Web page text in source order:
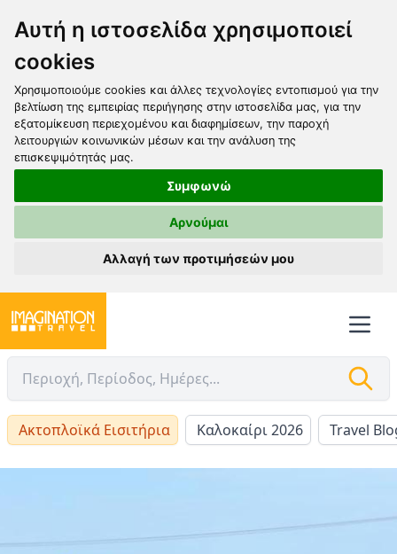
Αυτή η ιστοσελίδα χρησιμοποιεί
cookies
Χρησιμοποιούμε cookies και άλλες τεχνολογίες εντοπισμού για την
βελτίωση της εμπειρίας περιήγησης στην ιστοσελίδα μας, για την
εξατομίκευση περιεχομένου και διαφημίσεων, την παροχή
λειτουργιών κοινωνικών μέσων και την ανάλυση της
επισκεψιμότητάς μας.
Συμφωνώ
Αρνούμαι
Αλλαγή των προτιμήσεών μου
Ακτοπλοϊκά Εισιτήρια Καλοκαίρι 2026 Travel